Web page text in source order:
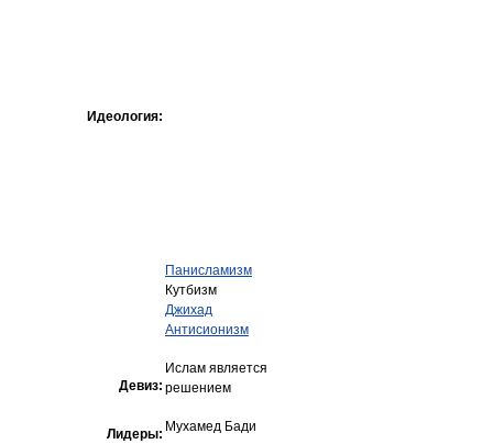
Идеология:
Панисламизм
Кутбизм
Джихад
Антисионизм
Девиз:
Ислам является
решением
Лидеры: Мухамед Бади